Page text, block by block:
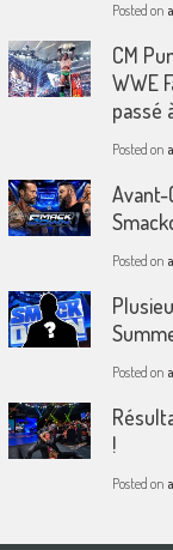
Posted on
CM
WWE
passé
Posted on
Avant-
Posted on
Posted on
!
Posted on